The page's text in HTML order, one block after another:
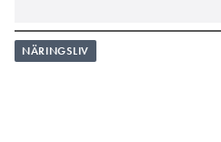
BLAND INSTALCOS 150 BOLAG
NÄRINGSLIV